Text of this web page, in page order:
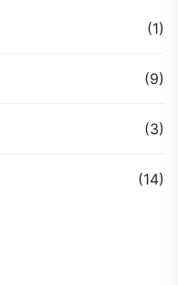
(1)
(9)
(3)
(14)